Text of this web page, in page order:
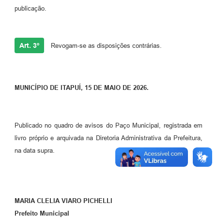
publicação.
Art. 3º Revogam-se as disposições contrárias.
MUNICÍPIO DE ITAPUÍ, 15 DE MAIO DE 2026.
Publicado no quadro de avisos do Paço Municipal, registrada em
livro próprio e arquivada na Diretoria Administrativa da Prefeitura,
na data supra.
MARIA CLELIA VIARO PICHELLI
Prefeito Municipal